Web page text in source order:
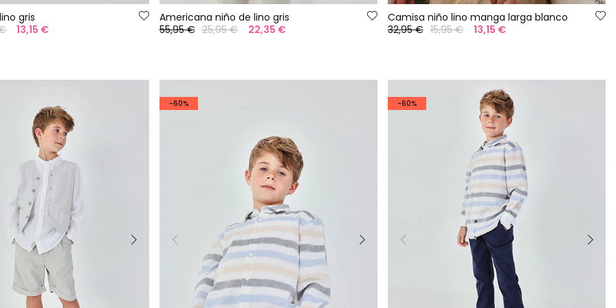
gris
13,15 €
Americana niño de lino gris
55,95 € 25,95 € 22,35 €
Camisa niño lino manga larga blanco
32,95 € 15,95 € 13,15 €
-60% -60%